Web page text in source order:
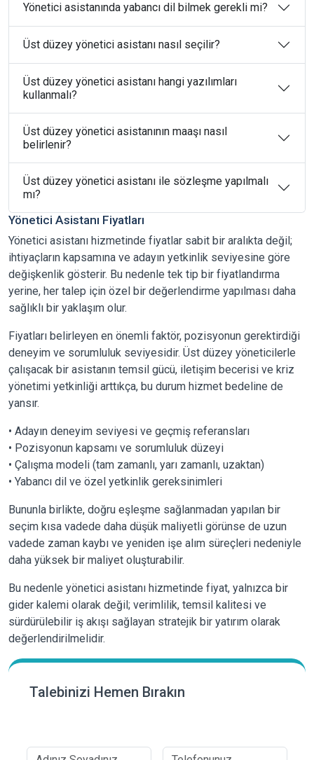
Yönetici asistanında yabancı dil bilmek gerekli mi?
Üst düzey yönetici asistanı nasıl seçilir?
Üst düzey yönetici asistanı hangi yazılımları
kullanmalı?
Üst düzey yönetici asistanının maaşı nasıl
belirlenir?
Üst düzey yönetici asistanı ile sözleşme yapılmalı
mı?
Yönetici Asistanı Fiyatları
Yönetici asistanı hizmetinde fiyatlar sabit bir aralıkta değil;
ihtiyaçların kapsamına ve adayın yetkinlik seviyesine göre
değişkenlik gösterir. Bu nedenle tek tip bir fiyatlandırma
yerine, her talep için özel bir değerlendirme yapılması daha
sağlıklı bir yaklaşım olur.
Fiyatları belirleyen en önemli faktör, pozisyonun gerektirdiği
deneyim ve sorumluluk seviyesidir. Üst düzey yöneticilerle
çalışacak bir asistanın temsil gücü, iletişim becerisi ve kriz
yönetimi yetkinliği arttıkça, bu durum hizmet bedeline de
yansır.
• Adayın deneyim seviyesi ve geçmiş referansları
• Pozisyonun kapsamı ve sorumluluk düzeyi
• Çalışma modeli (tam zamanlı, yarı zamanlı, uzaktan)
• Yabancı dil ve özel yetkinlik gereksinimleri
Bununla birlikte, doğru eşleşme sağlanmadan yapılan bir
seçim kısa vadede daha düşük maliyetli görünse de uzun
vadede zaman kaybı ve yeniden işe alım süreçleri nedeniyle
daha yüksek bir maliyet oluşturabilir.
Bu nedenle yönetici asistanı hizmetinde fiyat, yalnızca bir
gider kalemi olarak değil; verimlilik, temsil kalitesi ve
sürdürülebilir iş akışı sağlayan stratejik bir yatırım olarak
değerlendirilmelidir.
Talebinizi Hemen Bırakın